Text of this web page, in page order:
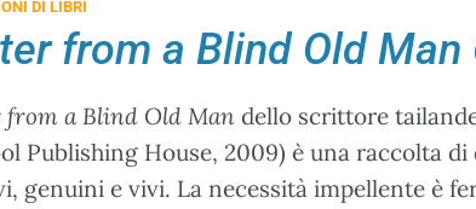
DI LIBRI
from a Blind Old Man
from a Blind Old Man dello scrittore
Publishing House, 2009) è una raccolta
genuini e vivi. La necessità impellente è